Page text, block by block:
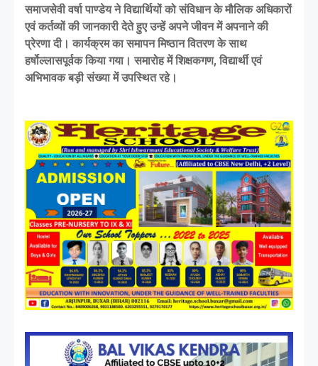
समाजसेवी वर्षा पाण्डेय ने विद्यार्थियों को संविधान के मौलिक अधिकारों
एवं कर्तव्यों की जानकारी देते हुए उन्हें अपने जीवन में अपनाने की
प्रेरणा दी। कार्यक्रम का समापन मिष्ठान वितरण के साथ
हर्षोल्लासपूर्वक किया गया। समारोह में शिक्षकगण, विद्यार्थी एवं
अभिभावक बड़ी संख्या में उपस्थित रहे।